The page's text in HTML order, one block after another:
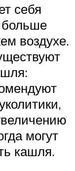
себя
больше
воздухе.
могут
кашля.